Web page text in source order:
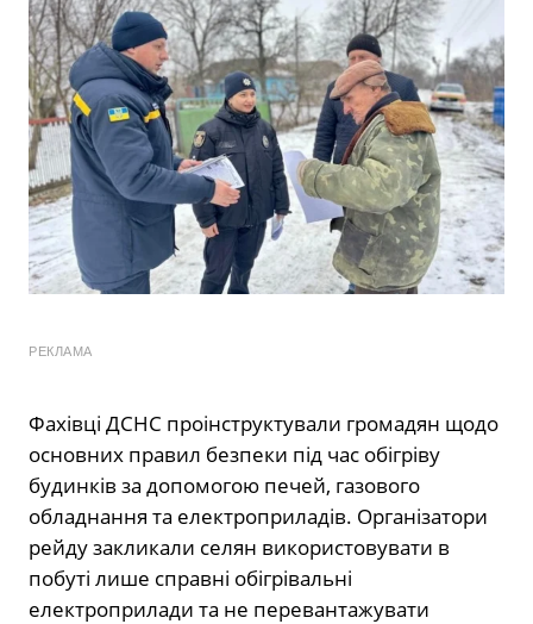
РЕКЛАМА
Фахівці ДСНС проінструктували громадян щодо
основних правил безпеки під час обігріву
будинків за допомогою печей, газового
обладнання та електроприладів. Організатори
рейду закликали селян використовувати в
побуті лише справні обігрівальні
електроприлади та не перевантажувати